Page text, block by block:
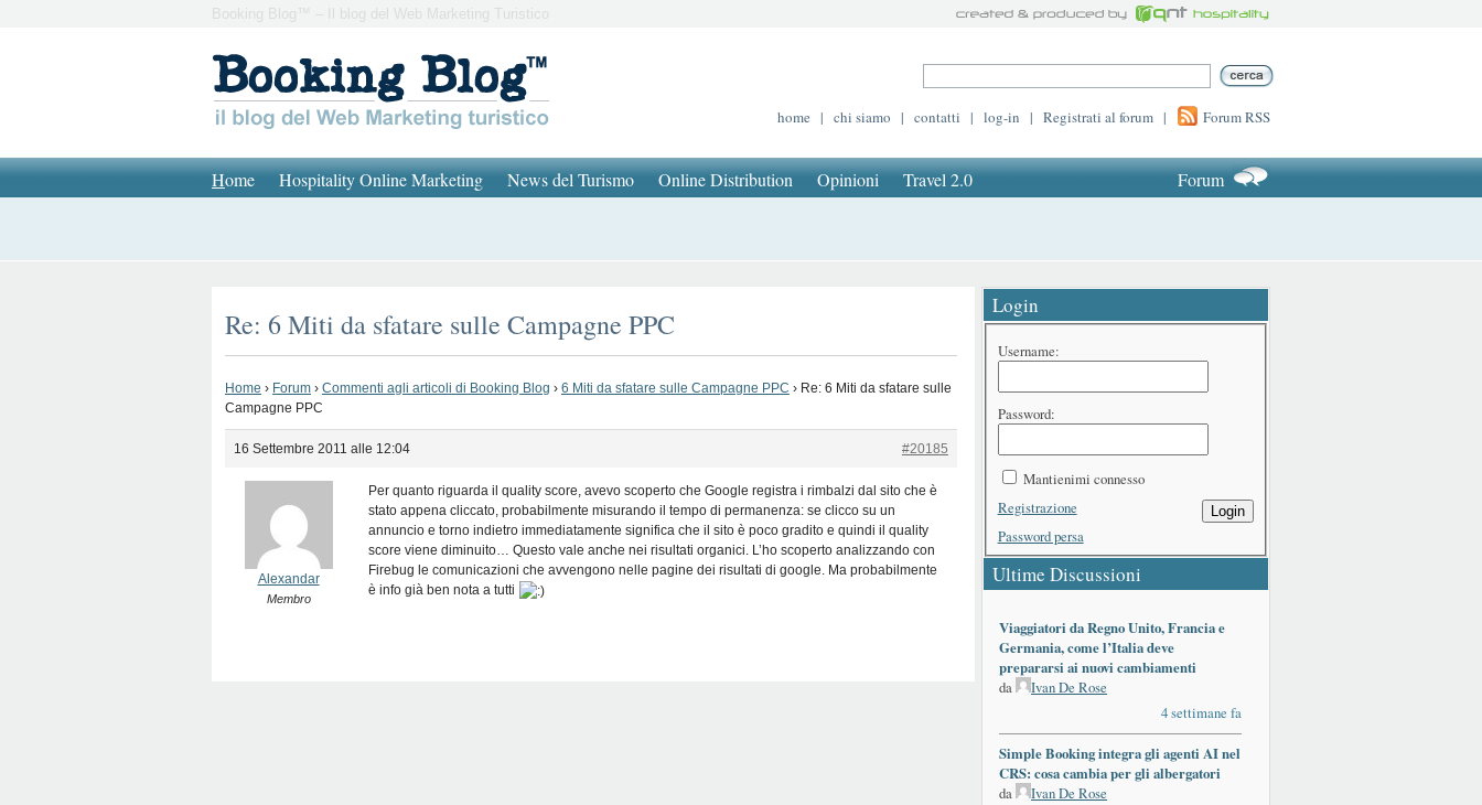
Booking Blog™ – Il blog del Web Marketing Turistico
home | chi siamo | contatti | log-in | Registrati al forum | Forum RSS
Home Hospitality Online Marketing News del Turismo Online Distribution Opinioni Travel 2.0 Forum
Re: 6 Miti da sfatare sulle Campagne PPC
Home › Forum › Commenti agli articoli di Booking Blog › 6 Miti da sfatare sulle Campagne PPC › Re: 6 Miti da sfatare sulle
Campagne PPC
16 Settembre 2011 alle 12:04 #20185
Alexandar
Membro
Per quanto riguarda il quality score, avevo scoperto che Google registra i rimbalzi dal sito che è
stato appena cliccato, probabilmente misurando il tempo di permanenza: se clicco su un
annuncio e torno indietro immediatamente significa che il sito è poco gradito e quindi il quality
score viene diminuito… Questo vale anche nei risultati organici. L’ho scoperto analizzando con
Firebug le comunicazioni che avvengono nelle pagine dei risultati di google. Ma probabilmente
è info già ben nota a tutti
Login
Username:
Password:
Mantienimi connesso
Login
Registrazione
Password persa
Ultime Discussioni
Viaggiatori da Regno Unito, Francia e
Germania, come l’Italia deve
prepararsi ai nuovi cambiamenti
da
Ivan De Rose
4 settimane fa
Simple Booking integra gli agenti AI nel
CRS: cosa cambia per gli albergatori
da
Ivan De Rose